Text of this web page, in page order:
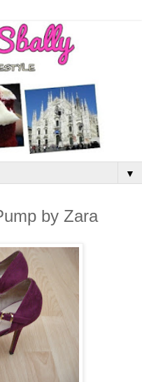
▼
by Zara